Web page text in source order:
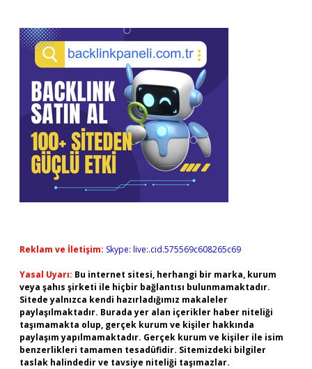
Sidebar
Reklam ve İletişim: Skype: live:.cid.575569c608265c69
Yasal Uyarı: Bu internet sitesi, herhangi bir marka, kurum
veya şahıs şirketi ile hiçbir bağlantısı bulunmamaktadır.
Sitede yalnızca kendi hazırladığımız makaleler
paylaşılmaktadır. Burada yer alan içerikler haber niteliği
taşımamakta olup, gerçek kurum ve kişiler hakkında
paylaşım yapılmamaktadır. Gerçek kurum ve kişiler ile isim
benzerlikleri tamamen tesadüfidir. Sitemizdeki bilgiler
taslak halindedir ve tavsiye niteliği taşımazlar.